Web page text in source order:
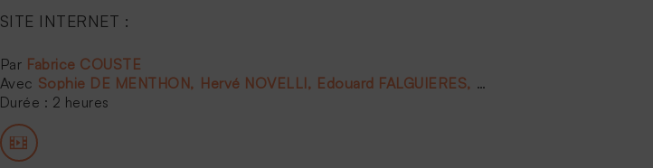
SITE INTERNET :
Fabrice COUSTE
Sophie DE MENTHON
Hervé NOVELLI Edouard FALGUIERES Joëlle DE
Durée : 2 heures